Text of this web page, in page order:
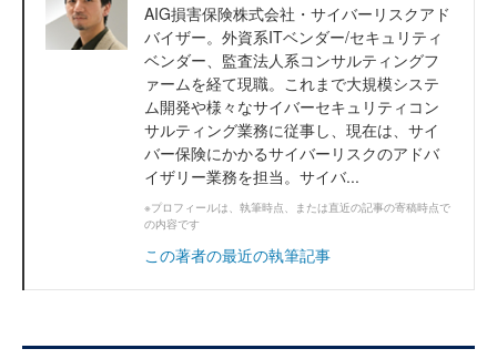
AIG損害保険株式会社・サイバーリスクアド
バイザー。外資系ITベンダー/セキュリティ
ベンダー、監査法人系コンサルティングフ
ァームを経て現職。これまで大規模システ
ム開発や様々なサイバーセキュリティコン
サルティング業務に従事し、現在は、サイ
バー保険にかかるサイバーリスクのアドバ
イザリー業務を担当。サイバ...
※プロフィールは、執筆時点、または直近の記事の寄稿時点で
の内容です
この著者の最近の執筆記事